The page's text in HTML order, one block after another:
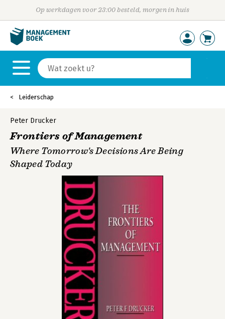
Op werkdagen voor 23:00 besteld, morgen in huis
Leiderschap
Peter Drucker
Frontiers of Management
Where Tomorrow's Decisions Are Being
Shaped Today